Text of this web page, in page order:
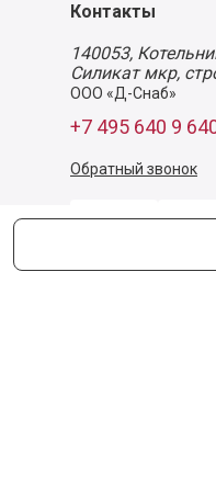
Контакты
140053,
Силикат мкр,
ООО «Д-Снаб»
+7 495 640 9
Обратный звонок